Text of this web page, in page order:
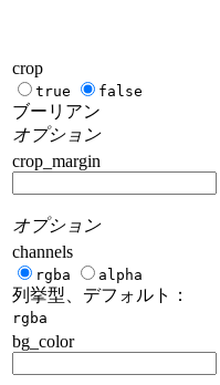
crop
true false
ブーリアン
オプション
crop_margin
オプション
channels
rgba alpha
列挙型、デフォルト：
rgba
bg_color